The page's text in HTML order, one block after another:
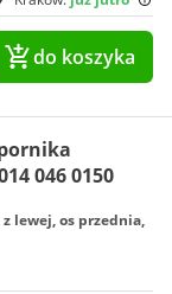
do koszyka
046 0150
lewej, os przednia,